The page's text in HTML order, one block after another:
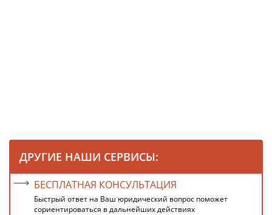
ДРУГИЕ НАШИ СЕРВИСЫ:
БЕСПЛАТНАЯ КОНСУЛЬТАЦИЯ
Быстрый ответ на Ваш юридический вопрос поможет
сориентироваться в дальнейших действиях